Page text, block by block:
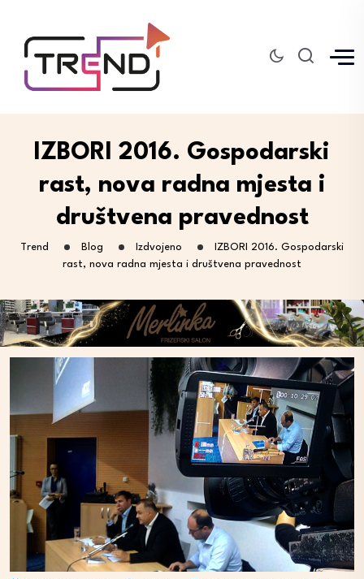
IZBORI 2016. Gospodarski
rast, nova radna mjesta i
društvena pravednost
Trend Blog Izdvojeno
IZBORI 2016. Gospodarski
rast, nova radna mjesta i društvena pravednost